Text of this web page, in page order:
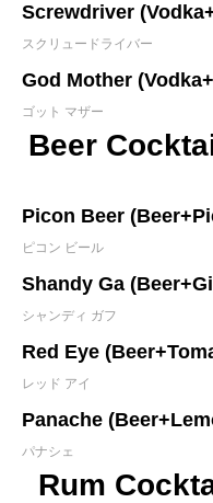
Screwdriver
スクリュードライバー
God Mother
ゴット マザー
Beer
Picon Beer
ピコン ビール
Shandy Ga
シャンディ ガフ
Red Eye
レッド アイ
Panache
パナシェ
Rum